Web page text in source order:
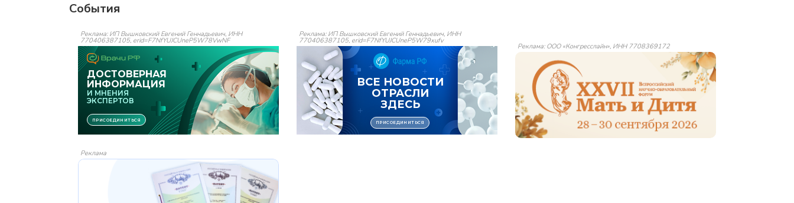
События
Реклама: ИП Вышковский Евгений Геннадьевич, ИНН
770406387105, erid=F7NfYUJCUneP5W78VwNF
Реклама: ИП Вышковский Евгений Геннадьевич, ИНН
770406387105, erid=F7NfYUJCUneP5W79xufv
Реклама: ООО «Конгресслайн», ИНН 7708369172
Реклама